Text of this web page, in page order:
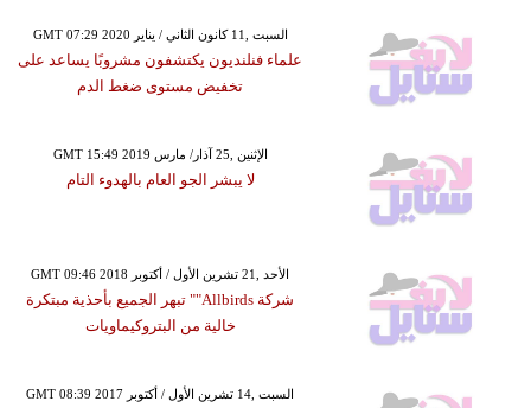
GMT 07:29 2020 السبت ,11 كانون الثاني / يناير
علماء فنلنديون يكتشفون مشروبًا يساعد على
تخفيض مستوى ضغط الدم
GMT 15:49 2019 الإثنين ,25 آذار/ مارس
لا يبشر الجو العام بالهدوء التام
GMT 09:46 2018 الأحد ,21 تشرين الأول / أكتوبر
شركة Allbirds"" تبهر الجميع بأحذية مبتكرة
خالية من البتروكيماويات
GMT 08:39 2017 السبت ,14 تشرين الأول / أكتوبر